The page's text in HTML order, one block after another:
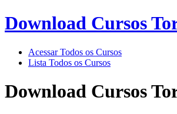
Download Cursos
Acessar Todos os Cursos
Lista Todos os Cursos
Download Cursos